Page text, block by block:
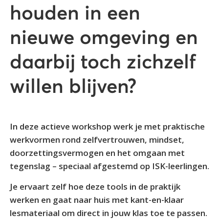
houden in een
nieuwe omgeving en
daarbij toch zichzelf
willen blijven?
In deze actieve workshop werk je met praktische
werkvormen rond zelfvertrouwen, mindset,
doorzettingsvermogen en het omgaan met
tegenslag – speciaal afgestemd op ISK-leerlingen.
Je ervaart zelf hoe deze tools in de praktijk
werken en gaat naar huis met kant-en-klaar
lesmateriaal om direct in jouw klas toe te passen.